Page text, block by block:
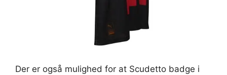
Der er også mulighed for at Scudetto badge i